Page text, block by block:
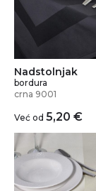
Nadstolnjak
bordura
crna 9001
Već od 5,20 €